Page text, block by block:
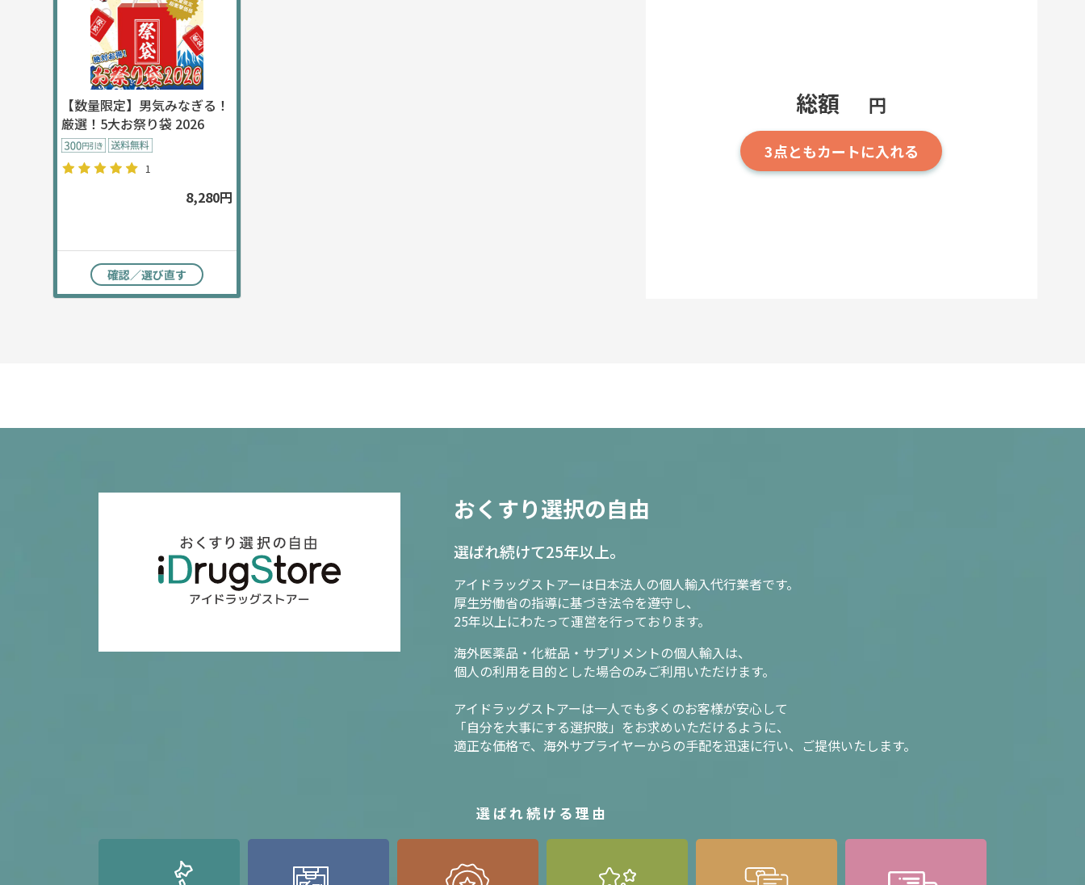
【数量限定】男気みなぎる！
厳選！5大お祭り袋 2026
1
8,280円
確認／選び直す
総額 円
3点ともカートに入れる
おくすり選択の自由
選ばれ続けて25年以上。
アイドラッグストアーは日本法人の個人輸入代行業者です。
厚生労働省の指導に基づき法令を遵守し、
25年以上にわたって運営を行っております。
海外医薬品・化粧品・サプリメントの個人輸入は、
個人の利用を目的とした場合のみご利用いただけます。
アイドラッグストアーは一人でも多くのお客様が安心して
「自分を大事にする選択肢」をお求めいただけるように、
適正な価格で、海外サプライヤーからの手配を迅速に行い、ご提供いたします。
選ばれ続ける理由